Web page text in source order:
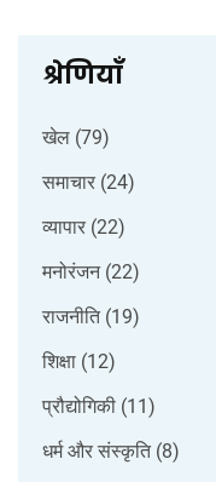
श्रेणियाँ
खेल (79)
समाचार (24)
व्यापार (22)
मनोरंजन (22)
राजनीति (19)
शिक्षा (12)
प्रौद्योगिकी (11)
धर्म और संस्कृति (8)